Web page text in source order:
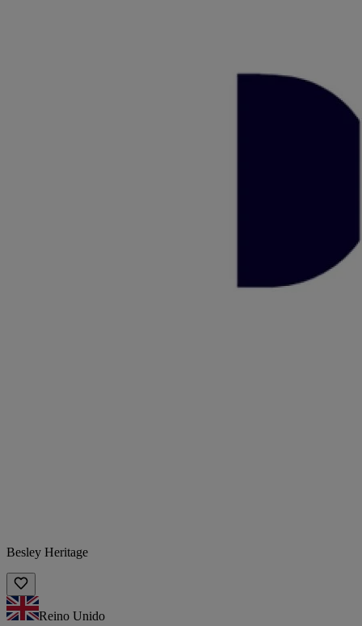
Besley Heritage
Reino Unido